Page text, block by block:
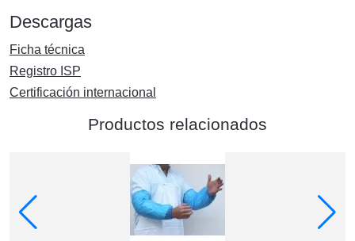
Descargas
Ficha técnica
Registro ISP
Certificación internacional
Productos relacionados